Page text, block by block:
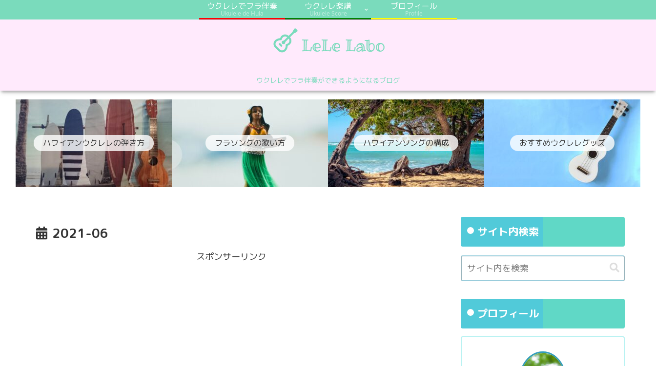
ウクレレでフラ伴奏ができるようになるブログ
ウクレレでフラ伴奏
Ukulele de Hula
ウクレレ楽譜
Ukulele Score
プロフィール
Profile
ハワイアンウクレレの弾き方 フラソングの歌い方 ハワイアンソングの構成 おすすめウクレレグッズ
2021-06
スポンサーリンク
サイト内検索
プロフィール